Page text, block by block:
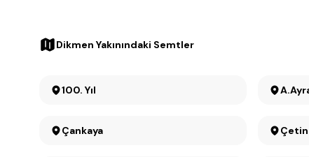
Dikmen Yakınındaki Semtler
100. Yıl
Çankaya